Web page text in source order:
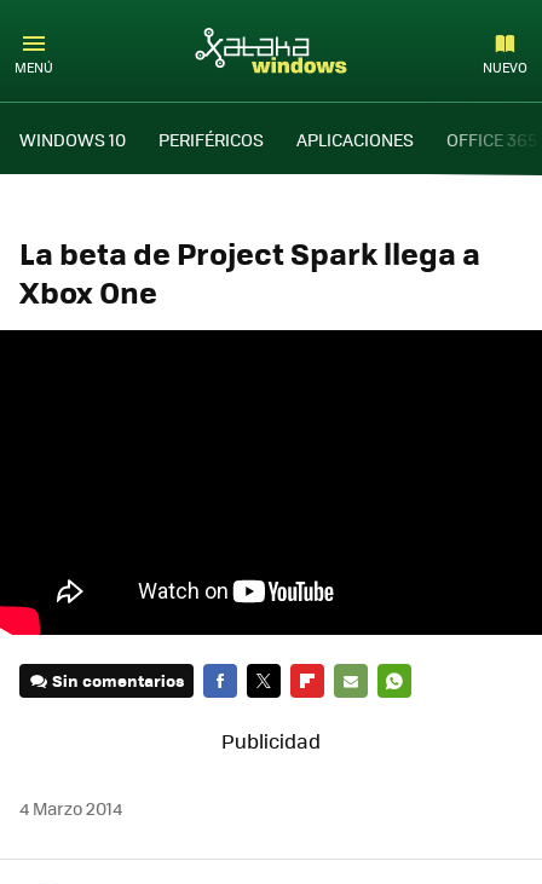
MENÚ NUEVO
WINDOWS 10 PERIFÉRICOS APLICACIONES OFFICE 365
La beta de Project Spark llega a
Xbox One
Sin comentarios
4 Marzo 2014